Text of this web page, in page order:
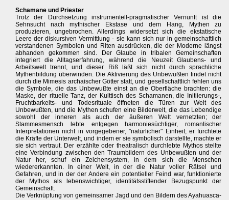
Schamane und Priester
Trotz der Durchsetzung instrumentell-pragmatischer Vernunft ist die
Sehnsucht nach mythischer Ekstase und dem Hang, Mythen zu
produzieren, ungebrochen. Allerdings widersetzt sich die ekstatische
Leere der diskursiven Vermittlung - sie kann sich nur in gemeinschaftlich
verstandenen Symbolen und Riten ausdrücken, die der Moderne längst
abhanden gekommen sind. Der Glaube in tribalen Gemeinschaften
integriert die Alltagserfahrung, während die Neuzeit Glaubens- und
Arbeitswelt trennt, und dieser Riß läßt sich nicht durch sprachliche
Mythenbildung überwinden. Die Aktivierung des Unbewußten findet nicht
durch die Mimesis archaischer Götter statt, und gesellschaftlich fehlen uns
die Symbole, die das Unbewußte einst an die Oberfläche brachten: die
Maske, der rituelle Tanz, der Kulttisch des Schamanen, die Initiierungs-,
Fruchtbarkeits- und Todesrituale öffneten die Türen zur Welt des
Unbewußten, und die Mythen schufen eine Bilderwelt, die das Lebendige
sowohl der inneren als auch der äußeren Welt vernetzten; der
Stammesmensch lebte entgegen harmoniesüchtiger, romantischer
Interpretationen nicht in vorgegebener, "natürlicher" Einheit; er fürchtete
die Kräfte der Unterwelt, und indem er sie symbolisch darstellte, machte er
sie sich vertraut. Der erzählte oder theatralisch durchlebte Mythos stellte
eine Verbindung zwischen den Traumbildern des Unbewußten und der
Natur her, schuf ein Zeichensystem, in dem sich die Menschen
wiedererkannten. In einer Welt, in der die Natur voller Rätsel und
Gefahren, und in der der Andere ein potentieller Feind war, funktionierte
der Mythos als lebenswichtiger, identitätsstiftender Bezugspunkt der
Gemeinschaft.
Die Verknüpfung von gemeinsamer Jagd und den Bildern des Ayahuasca-